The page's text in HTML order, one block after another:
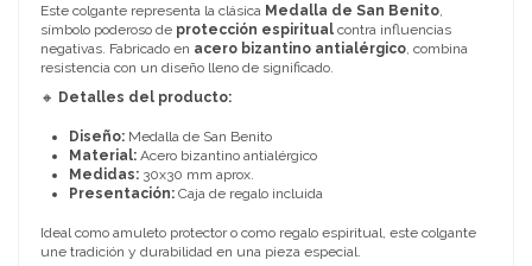
Este colgante representa la clásica Medalla de San Benito,
símbolo poderoso de protección espiritual contra influencias
negativas. Fabricado en acero bizantino antialérgico, combina
resistencia con un diseño lleno de significado.
🔸 Detalles del producto:
Diseño: Medalla de San Benito
Material: Acero bizantino antialérgico
Medidas: 30x30 mm aprox.
Presentación: Caja de regalo incluida
Ideal como amuleto protector o como regalo espiritual, este colgante
une tradición y durabilidad en una pieza especial.